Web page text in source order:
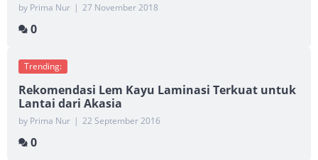
by Prima Nur | 27 November 2018
0
Trending:
Rekomendasi Lem Kayu Laminasi Terkuat untuk
Lantai dari Akasia
by Prima Nur | 22 September 2016
0